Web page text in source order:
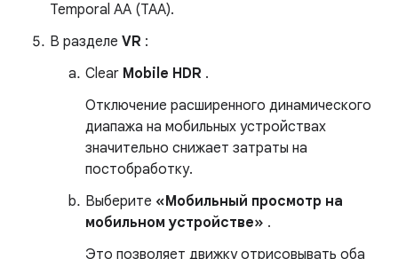
Temporal AA (TAA).
В разделе VR :
Clear Mobile HDR .
Отключение расширенного динамического
диапажа на мобильных устройствах
значительно снижает затраты на
постобработку.
Выберите «Мобильный просмотр на
мобильном устройстве» .
Это позволяет движку отрисовывать оба